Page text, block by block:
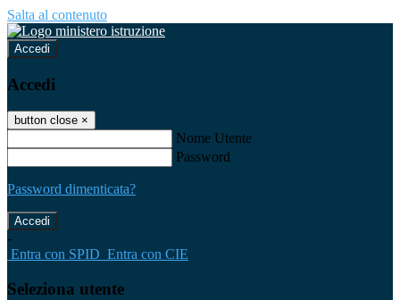
Salta al contenuto
Accedi
Accedi
button close ×
Nome Utente
Password
Password dimenticata?
-
Entra con SPID Entra con CIE
Seleziona utente